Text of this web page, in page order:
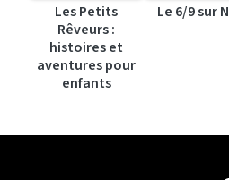
Les Petits
Rêveurs :
histoires et
aventures pour
enfants
Le 6/9 sur